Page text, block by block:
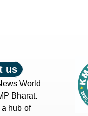
us
World
Bharat.
hub of